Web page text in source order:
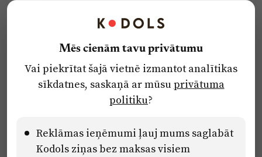
Privātuma politika
Ētikas kodekss
Pārredzamības paziņojumi
Mēs cienām tavu privātumu
Vai piekrītat šajā vietnē izmantot analītikas
sīkdatnes, saskaņā ar mūsuprivātuma
politiku?
Reklāmas ieņēmumi ļauj mums saglabāt
Kodols ziņas bez maksas visiem